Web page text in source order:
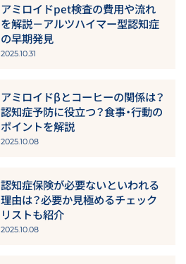
アミロイドpet検査の費用や流れ
を解説－アルツハイマー型認知症
の早期発見
2025.10.31
アミロイドβとコーヒーの関係は？
認知症予防に役立つ？食事・行動の
ポイントを解説
2025.10.08
認知症保険が必要ないといわれる
理由は？必要か見極めるチェック
リストも紹介
2025.10.08